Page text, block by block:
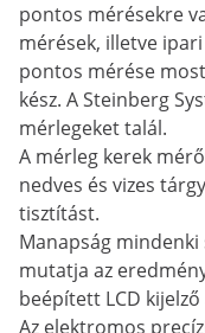
pontos mérésekre
mérések, illetve
pontos mérése
kész. A Steinberg
mérlegeket talál.
A mérleg kerek
nedves és vizes
tisztítást.
Manapság
mutatja az
beépített LCD
Az elektromos